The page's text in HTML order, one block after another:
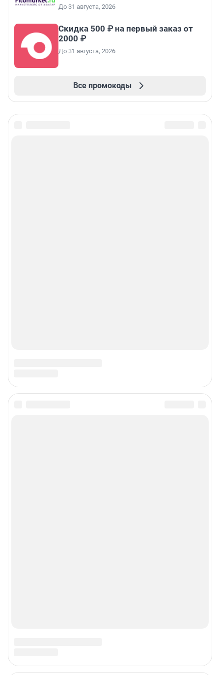
До 31 августа, 2026
Скидка 500 ₽ на первый заказ от
2000 ₽
До 31 августа, 2026
Все промокоды